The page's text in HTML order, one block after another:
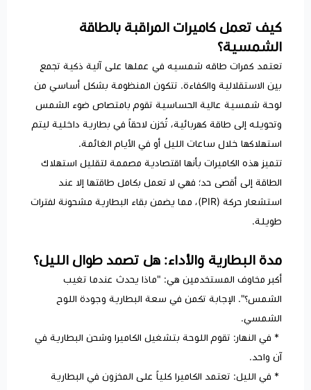
كيف تعمل كاميرات المراقبة بالطاقة
الشمسية؟
تعتمد كمرات طاقه شمسيه في عملها على آلية ذكية تجمع
بين الاستقلالية والكفاءة. تتكون المنظومة بشكل أساسي من
لوحة شمسية عالية الحساسية تقوم بامتصاص ضوء الشمس
وتحويله إلى طاقة كهربائية، تُخزن لاحقاً في بطارية داخلية ليتم
استهلاكها خلال ساعات الليل أو في الأيام الغائمة.
تتميز هذه الكاميرات بأنها اقتصادية مصممة لتقليل استهلاك
الطاقة إلى أقصى حد؛ فهي لا تعمل بكامل طاقتها إلا عند
استشعار حركة (PIR)، مما يضمن بقاء البطارية مشحونة لفترات
طويلة.
مدة البطارية والأداء: هل تصمد طوال الليل؟
أكبر مخاوف المستخدمين هي: "ماذا يحدث عندما تغيب
الشمس؟". الإجابة تكمن في سعة البطارية وجودة اللوح
الشمسي.
* في النهار: تقوم اللوحة بتشغيل الكاميرا وشحن البطارية في
آن واحد.
* في الليل: تعتمد الكاميرا كلياً على المخزون في البطارية